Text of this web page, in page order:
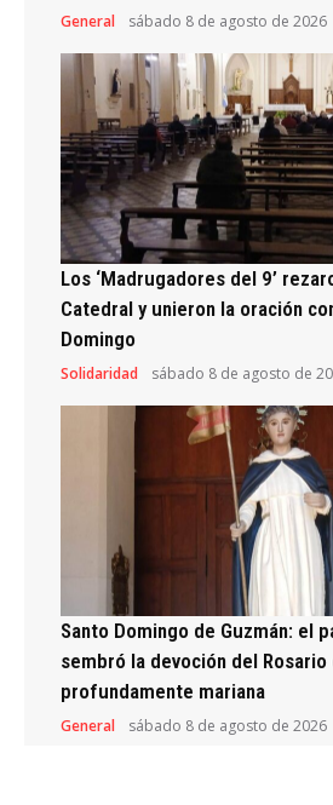
General sábado 8 de agosto de 2026
Los ‘Madrugadores del 9’
Catedral y unieron la oración
Domingo
Solidaridad sábado 8 de agosto de
Santo Domingo de Guzmán: el
sembró la devoción del Rosario
profundamente mariana
General sábado 8 de agosto de 2026